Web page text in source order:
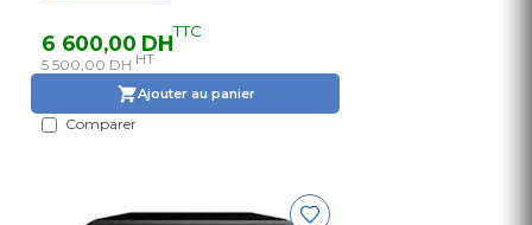
6 600,00 DHTTC
5 500,00 DH HT
Ajouter au panier
Comparer